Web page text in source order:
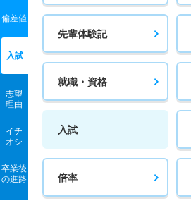
偏差値
入試
志望
理由
イチ
オシ
卒業後
の進路
先輩体験記
就職・資格
入試
倍率